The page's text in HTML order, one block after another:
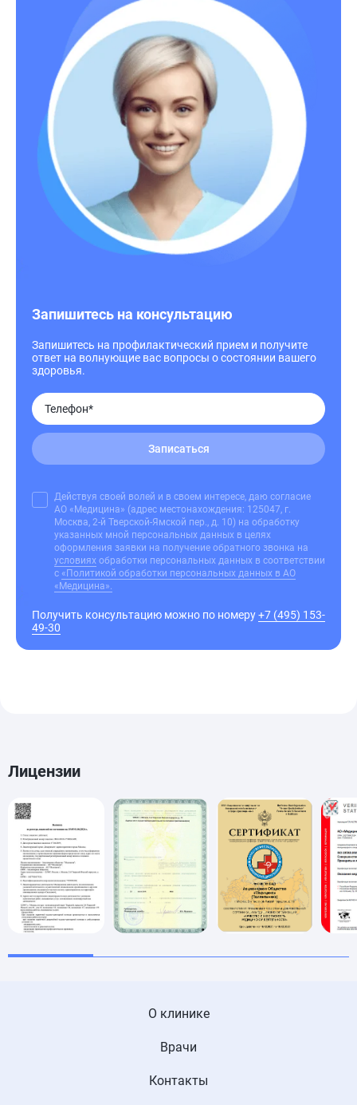
Запишитесь на консультацию
Запишитесь на профилактический прием и получите
ответ на волнующие вас вопросы о состоянии вашего
здоровья.
Записаться
Действуя своей волей и в своем интересе, даю согласие
АО «Медицина» (адрес местонахождения: 125047, г.
Москва, 2-й Тверской-Ямской пер., д. 10) на обработку
указанных мной персональных данных в целях
оформления заявки на получение обратного звонка на
условиях обработки персональных данных в соответствии
с «Политикой обработки персональных данных в АО
«Медицина».
Получить консультацию можно по номеру+7 (495) 153-
49-30
Лицензии
О клинике
Врачи
Контакты